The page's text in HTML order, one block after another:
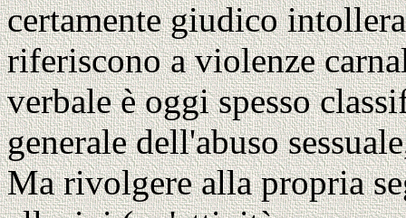
certamente giudico
riferiscono a violenze
verbale è oggi spesso
generale dell'abuso
Ma rivolgere alla propria